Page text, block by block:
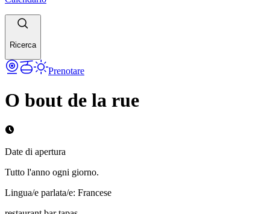
Ricerca
Prenotare
O bout de la rue
Date di apertura
Tutto l'anno ogni giorno.
Lingua/e parlata/e: Francese